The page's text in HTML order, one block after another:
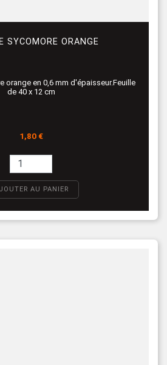
SYCOMORE ORANGE
orange en 0,6 mm d'épaisseur.Feuille
de 40 x 12 cm
Prix
1,80 €
AU PANIER